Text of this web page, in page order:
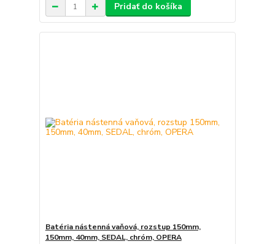
Pridať do košíka
Batéria nástenná vaňová, rozstup 150mm,
150mm, 40mm, SEDAL, chróm, OPERA